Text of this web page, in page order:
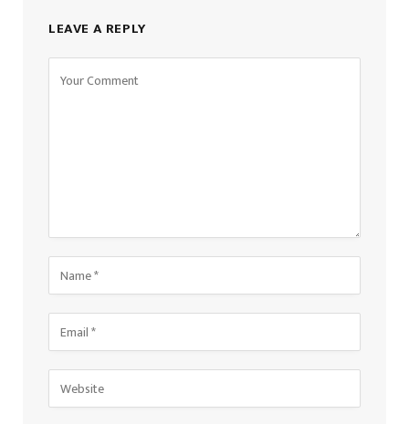
LEAVE A REPLY